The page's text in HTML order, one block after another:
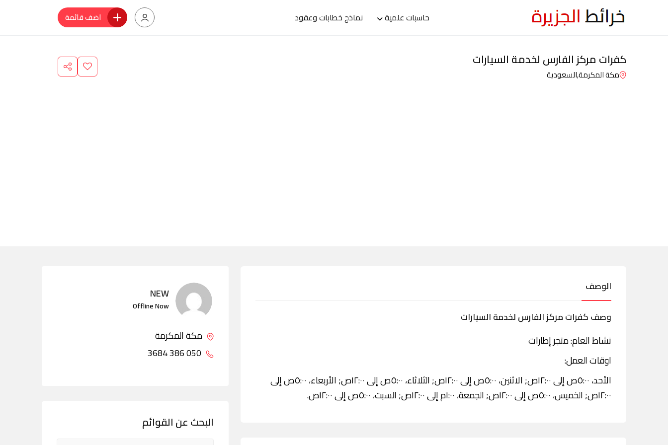
حاسبات علمية نماذج خطابات وعقود اضف قائمة
كفرات مركز الفارس لخدمة السيارات
مكة المكرمة,السعودية
الوصف
وصف كفرات مركز الفارس لخدمة السيارات
نشاط العام: متجر إطارات
اوقات العمل:
الأحد، ٥:٠٠ص إلى ١٢:٠٠ص; الاثنين، ٥:٠٠ص إلى ١٢:٠٠ص; الثلاثاء، ٥:٠٠ص إلى ١٢:٠٠ص; الأربعاء، ٥:٠٠ص إلى
١٢:٠٠ص; الخميس، ٥:٠٠ص إلى ١٢:٠٠ص; الجمعة، ١:٠٠م إلى ١٢:٠٠ص; السبت، ٥:٠٠ص إلى ١٢:٠٠ص.
NEW
Offline Now
مكة المكرمة
البحث عن القوائم